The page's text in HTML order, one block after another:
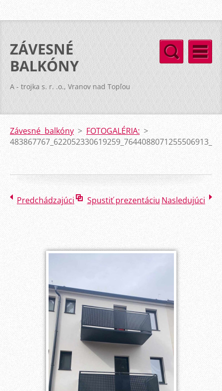
ZÁVESNÉ
BALKÓNY
A - trojka s. r. .o., Vranov nad Topľou
Závesné balkóny > FOTOGALÉRIA: >
Predchádzajúci Spustiť prezentáciu Nasledujúci